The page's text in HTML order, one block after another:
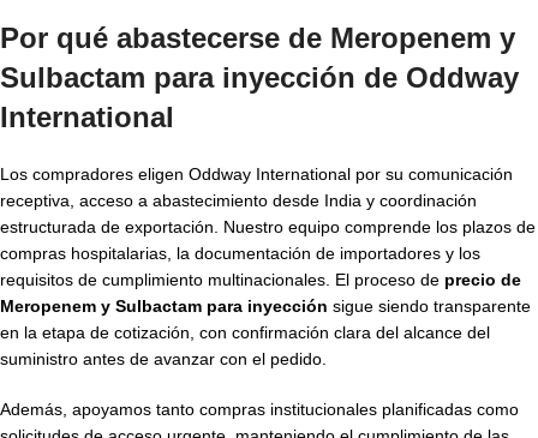
Por qué abastecerse de Meropenem y
Sulbactam para inyección de Oddway
International
Los compradores eligen Oddway International por su comunicación
receptiva, acceso a abastecimiento desde India y coordinación
estructurada de exportación. Nuestro equipo comprende los plazos de
compras hospitalarias, la documentación de importadores y los
requisitos de cumplimiento multinacionales. El proceso de precio de
Meropenem y Sulbactam para inyección sigue siendo transparente
en la etapa de cotización, con confirmación clara del alcance del
suministro antes de avanzar con el pedido.
Además, apoyamos tanto compras institucionales planificadas como